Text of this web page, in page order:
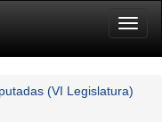
(VI Legislatura)